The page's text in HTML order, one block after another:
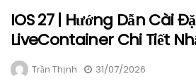
IOS 27 | Hướng Dẫn Cài
LiveContainer Chi Tiết
Trần Thịnh 31/07/2026